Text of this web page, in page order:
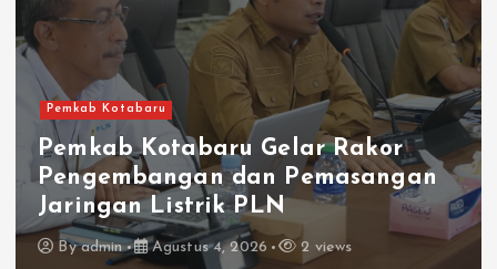
Pemkab Kotabaru
Pemkab Kotabaru Gelar Rakor
Pengembangan dan Pemasangan
Jaringan Listrik PLN
Byadmin Agustus 4, 2026 2 views